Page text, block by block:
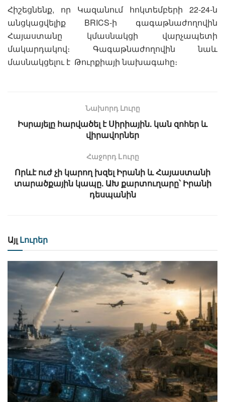
Հիշեցնենք, որ Կազանում հոկտեմբերի 22-24-ն
անցկացվելիք BRICS-ի գագաթնաժողովին
Հայաստանը կմասնակցի վարչապետի
մակարդակով։ Գագաթնաժողովին նաև
մասնակցելու է Թուրքիայի նախագահը։
Նախորդ Լուրը
Իսրայելը հարվածել է Սիրիային. կան զոհեր և
վիրավորներ
Հաջորդ Lուրը
Որևէ ուժ չի կարող խզել Իրանի և Հայաստանի
տարածքային կապը. ԱԽ քարտուղարը՝ Իրանի
դեսպանին
Այլ Լուրեր